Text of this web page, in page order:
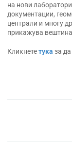
на нови
документации,
централи и многу
прикажува
Кликнететука за